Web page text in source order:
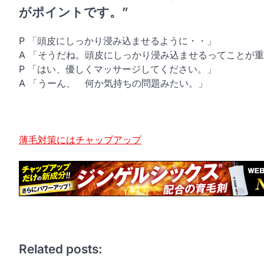
がポイントです。”
P 「頭皮にしっかり浸み込ませるように・・」
A 「そうだね。頭皮にしっかり浸み込ませるってことが重
P 「はい、優しくマッサージしてください。」
A 「うーん、 何か気持ちの問題みたい。」
薄毛対策にはチャップアップ
Related posts: